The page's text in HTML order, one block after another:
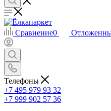
Сравнение0
Телефоны
+7 495 979 93 32
+7 999 902 57 36